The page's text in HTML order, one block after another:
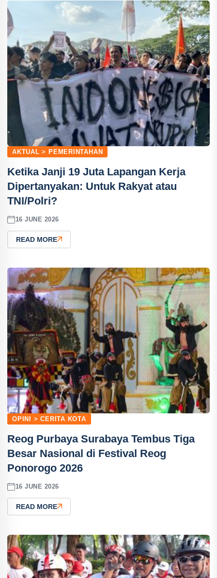
AKTUAL > PEMERINTAHAN
Ketika Janji 19 Juta Lapangan Kerja
Dipertanyakan: Untuk Rakyat atau
TNI/Polri?
16 JUNE 2026
READ MORE
OPINI > CERITA KOTA
Reog Purbaya Surabaya Tembus Tiga
Besar Nasional di Festival Reog
Ponorogo 2026
16 JUNE 2026
READ MORE